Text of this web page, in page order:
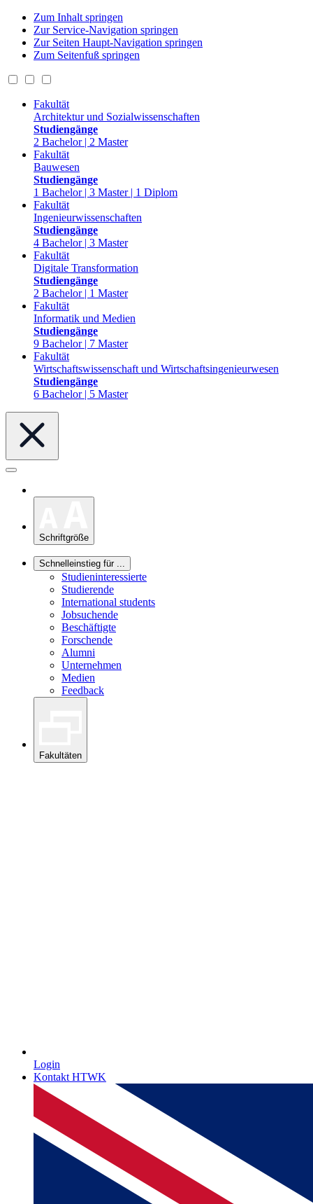
Zum Inhalt springen
Zur Service-Navigation springen
Zur Seiten Haupt-Navigation springen
Zum Seitenfuß springen
Fakultät
Architektur und Sozialwissenschaften
Studiengänge
2 Bachelor | 2 Master
Fakultät
Bauwesen
Studiengänge
1 Bachelor | 3 Master | 1 Diplom
Fakultät
Ingenieurwissenschaften
Studiengänge
4 Bachelor | 3 Master
Fakultät
Digitale Transformation
Studiengänge
2 Bachelor | 1 Master
Fakultät
Informatik und Medien
Studiengänge
9 Bachelor | 7 Master
Fakultät
Wirtschaftswissenschaft und Wirtschaftsingenieurwesen
Studiengänge
6 Bachelor | 5 Master
Schriftgröße
Schnelleinstieg für ...
Studieninteressierte
Studierende
International students
Jobsuchende
Beschäftigte
Forschende
Alumni
Unternehmen
Medien
Feedback
Fakultäten
Login
Kontakt HTWK